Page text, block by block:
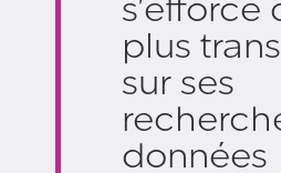
s'efforce
plus
sur ses
données